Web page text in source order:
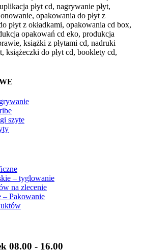
płyt cd, nagrywanie płyt,
opakowania do płyt z
płyt z okładkami, opakowania cd box,
opakowań cd eko, produkcja
książki z płytami cd, nadruki
książeczki do płyt cd, booklety cd,
szyte
– tyglowanie
na zlecenie
Pakowanie
08.00 - 16.00